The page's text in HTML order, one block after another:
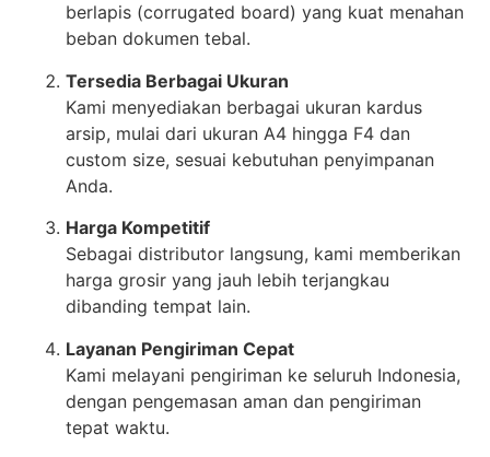
berlapis (corrugated board) yang kuat menahan
beban dokumen tebal.
Tersedia Berbagai Ukuran
Kami menyediakan berbagai ukuran kardus
arsip, mulai dari ukuran A4 hingga F4 dan
custom size, sesuai kebutuhan penyimpanan
Anda.
Harga Kompetitif
Sebagai distributor langsung, kami memberikan
harga grosir yang jauh lebih terjangkau
dibanding tempat lain.
Layanan Pengiriman Cepat
Kami melayani pengiriman ke seluruh Indonesia,
dengan pengemasan aman dan pengiriman
tepat waktu.